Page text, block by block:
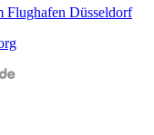
Flughafen Düsseldorf